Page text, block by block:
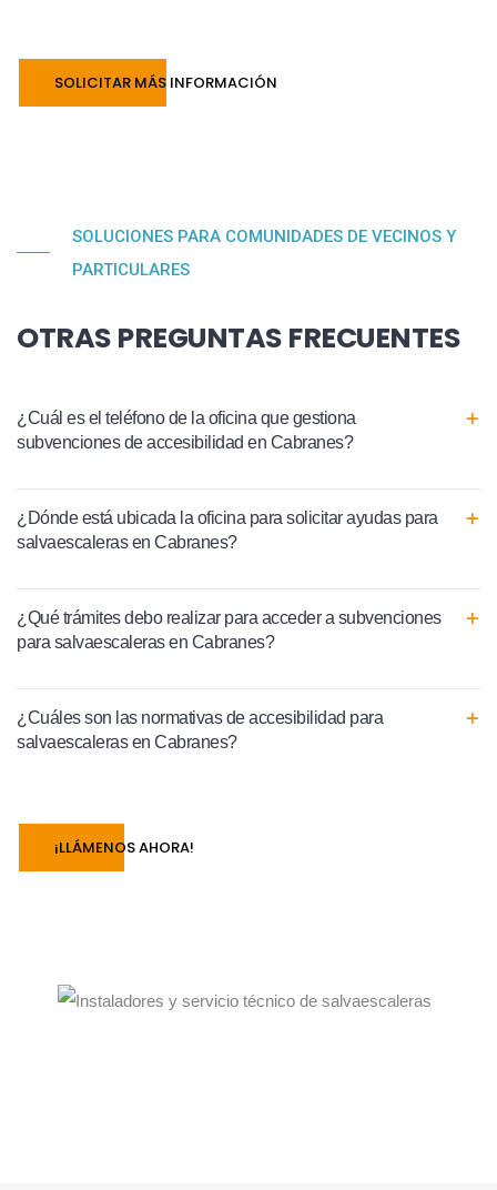
SOLICITAR MÁS INFORMACIÓN
SOLUCIONES PARA COMUNIDADES DE VECINOS Y
PARTICULARES
OTRAS PREGUNTAS FRECUENTES
¿Cuál es el teléfono de la oficina que gestiona
subvenciones de accesibilidad en Cabranes?
¿Dónde está ubicada la oficina para solicitar ayudas para
salvaescaleras en Cabranes?
¿Qué trámites debo realizar para acceder a subvenciones
para salvaescaleras en Cabranes?
¿Cuáles son las normativas de accesibilidad para
salvaescaleras en Cabranes?
¡LLÁMENOS AHORA!